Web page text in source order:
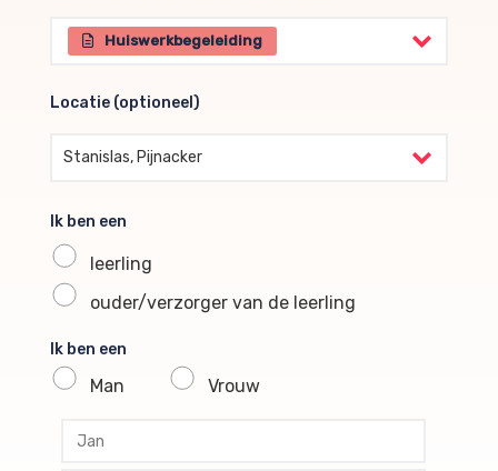
Selecteer één of meerdere brochures
Huiswerkbegeleiding
Locatie (optioneel)
Locatie (optioneel)
Stanislas, Pijnacker
Ik ben een
leerling
ouder/verzorger van de leerling
Ik ben een
Man Vrouw
profile voornaam